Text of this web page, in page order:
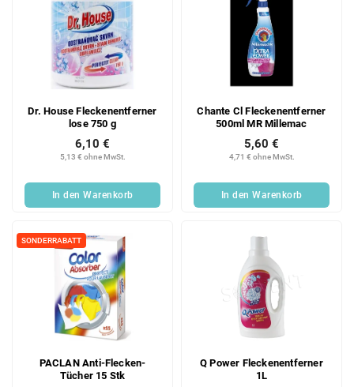
Dr. House Fleckenentferner
lose 750 g
5,13 € ohne MwSt.
6,10 €
In den Warenkorb
Chante Cl Fleckenentferner
500ml MR Millemac
4,71 € ohne MwSt.
5,60 €
In den Warenkorb
SONDERRABATT
PACLAN Anti-Flecken-
Tücher 15 Stk
Q Power Fleckenentferner
1L